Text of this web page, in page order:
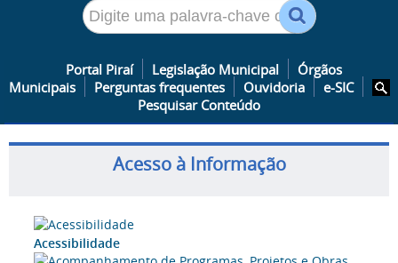
Portal Piraí Legislação Municipal
Órgãos
Municipais
Perguntas frequentes Ouvidoria
e-SIC
Pesquisar Conteúdo
Acesso à Informação
Acessibilidade